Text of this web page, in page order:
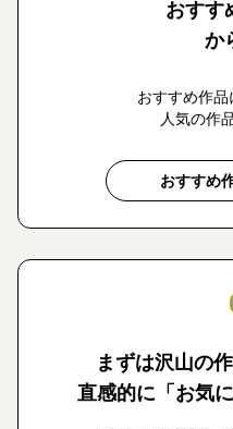
おすす
か
おすすめ作品
人気の作
おすすめ
まずは沢山の
直感的に「お気